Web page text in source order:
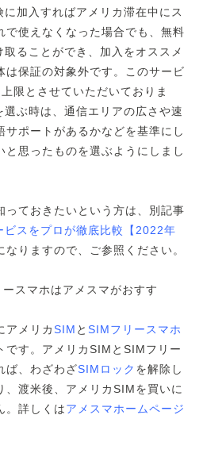
加入すればアメリカ滞在中にス
で使えなくなった場合でも、無料
ることができ、加入をオススメ
は保証の対象外です。このサービ
限とさせていただいておりま
ぶ時は、通信エリアの広さや速
サポートがあるかなどを基準にし
と思ったものを選ぶようにしまし
っておきたいという方は、別記事
ビスをプロが徹底比較【2022年
なりますので、ご参照ください。
スマホはアメスマがおすす
アメリカSIM と SIMフリースマホ
です。アメリカSIMとSIMフリー
ば、わざわざSIMロック を解除し
、渡米後、アメリカSIMを買いに
。詳しくはアメスマホームページ